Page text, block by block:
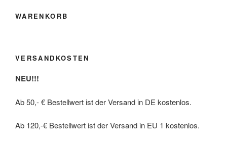
WARENKORB
VERSANDKOSTEN
NEU!!!
Ab 50,- € Bestellwert ist der Versand in DE kostenlos.
Ab 120,-€ Bestellwert ist der Versand in EU 1 kostenlos.